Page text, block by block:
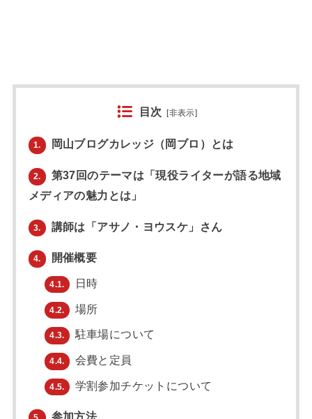
目次 [非表示]
1. 岡山ブログカレッジ（岡ブロ）とは
2.
第37回のテーマは「現役ライターが語る地域
メディアの魅力とは」
3. 講師は「アサノ・ヨウスケ」さん
4. 開催概要
4.1. 日時
4.2. 場所
4.3. 駐車場について
4.4. 会費と定員
4.5. 学割参加チケットについて